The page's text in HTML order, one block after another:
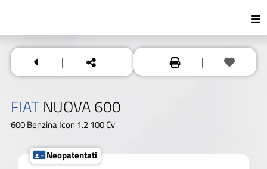
| |
FIAT NUOVA 600
600 Benzina Icon 1.2 100 Cv
Neopatentati